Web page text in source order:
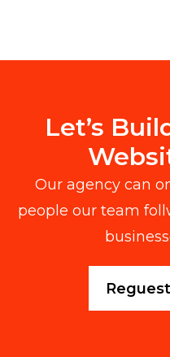
Let’s
Our agency can
people our team